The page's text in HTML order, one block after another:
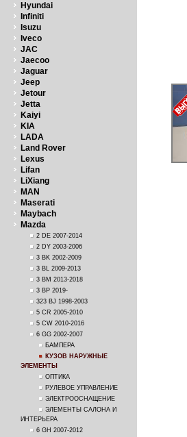
Hyundai
Infiniti
Isuzu
Iveco
JAC
Jaecoo
Jaguar
Jeep
Jetour
Jetta
Kaiyi
KIA
LADA
Land Rover
Lexus
Lifan
LiXiang
MAN
Maserati
Maybach
Mazda
2 DE 2007-2014
2 DY 2003-2006
3 BK 2002-2009
3 BL 2009-2013
3 BM 2013-2018
3 BP 2019-
323 BJ 1998-2003
5 CR 2005-2010
5 CW 2010-2016
6 GG 2002-2007
БАМПЕРА
КУЗОВ НАРУЖНЫЕ
ЭЛЕМЕНТЫ
ОПТИКА
РУЛЕВОЕ УПРАВЛЕНИЕ
ЭЛЕКТРООСНАЩЕНИЕ
ЭЛЕМЕНТЫ САЛОНА И
ИНТЕРЬЕРА
6 GH 2007-2012